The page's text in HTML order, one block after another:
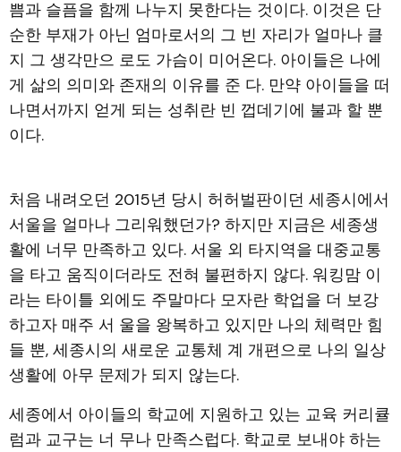
쁨과 슬픔을 함께 나누지 못한다는 것이다. 이것은 단
순한 부재가 아닌 엄마로서의 그 빈 자리가 얼마나 클
지 그 생각만으 로도 가슴이 미어온다. 아이들은 나에
게 삶의 의미와 존재의 이유를 준 다. 만약 아이들을 떠
나면서까지 얻게 되는 성취란 빈 껍데기에 불과 할 뿐
이다.
처음 내려오던 2015년 당시 허허벌판이던 세종시에서
서울을 얼마나 그리워했던가? 하지만 지금은 세종생
활에 너무 만족하고 있다. 서울 외 타지역을 대중교통
을 타고 움직이더라도 전혀 불편하지 않다. 워킹맘 이
라는 타이틀 외에도 주말마다 모자란 학업을 더 보강
하고자 매주 서 울을 왕복하고 있지만 나의 체력만 힘
들 뿐, 세종시의 새로운 교통체 계 개편으로 나의 일상
생활에 아무 문제가 되지 않는다.
세종에서 아이들의 학교에 지원하고 있는 교육 커리큘
럼과 교구는 너 무나 만족스럽다. 학교로 보내야 하는